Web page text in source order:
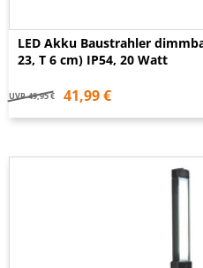
LED Akku Baustrahler
23, T 6 cm) IP54, 20 Watt
UVP 49,95 € 41,99 €